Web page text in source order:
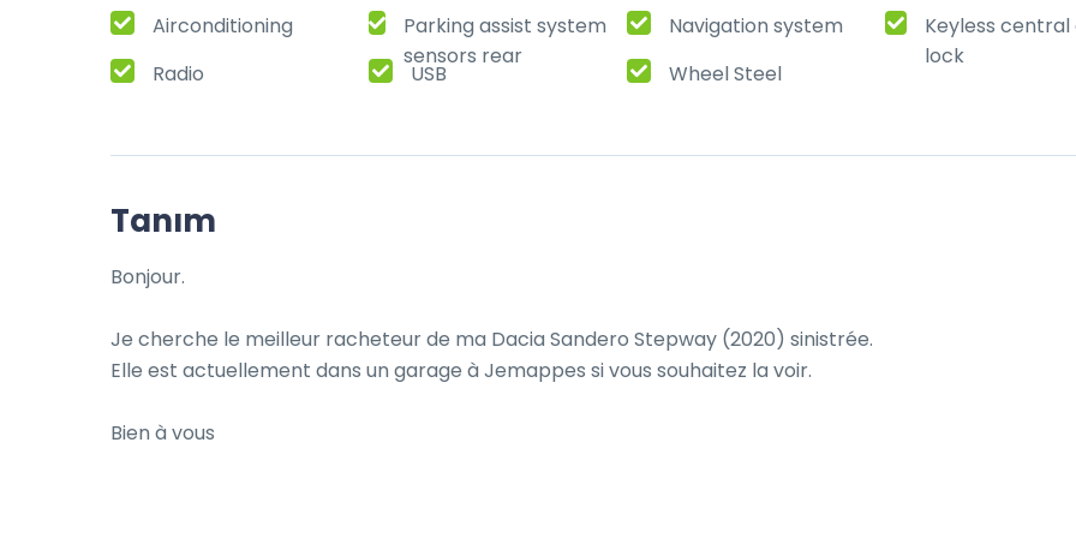
Airconditioning
Parking assist system
sensors rear
Navigation system
Keyless
lock
Radio USB Wheel Steel
Tanım
Bonjour.
Je cherche le meilleur racheteur de ma Dacia Sandero Stepway (2020) sinistrée.
Elle est actuellement dans un garage à Jemappes si vous souhaitez la voir.
Bien à vous